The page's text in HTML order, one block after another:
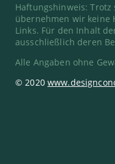
Haftungshinweis:
übernehmen wir keine
Links. Für den Inhalt
ausschließlich deren
Alle Angaben ohne
© 2020